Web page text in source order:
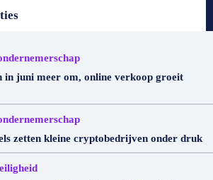
in juni meer om, online verkoop groeit
zetten kleine cryptobedrijven onder druk